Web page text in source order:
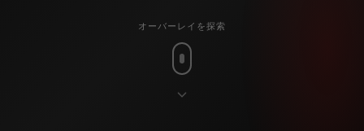
オーバーレイを探索